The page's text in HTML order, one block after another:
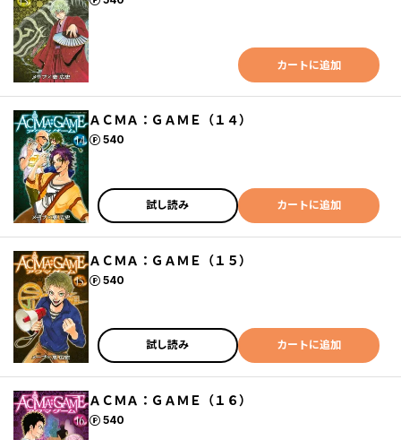
カートに追加
ＡＣＭＡ：ＧＡＭＥ（１４）
540
ポイント
試し読み カートに追加
ＡＣＭＡ：ＧＡＭＥ（１５）
540
ポイント
試し読み カートに追加
ＡＣＭＡ：ＧＡＭＥ（１６）
540
ポイント